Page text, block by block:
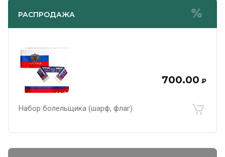
РАСПРОДАЖА
700.00 ₽
Набор болельщика (шарф, флаг)